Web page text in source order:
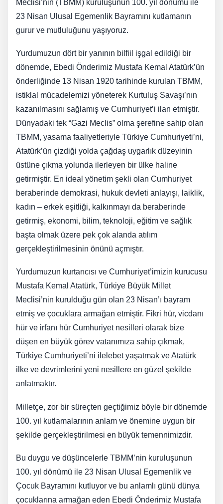
Meclisi’nin (TBMM) kuruluşunun 100. yıl dönümü ile
23 Nisan Ulusal Egemenlik Bayramını kutlamanın
gurur ve mutluluğunu yaşıyoruz.
Yurdumuzun dört bir yanının bilfiil işgal edildiği bir
dönemde, Ebedi Önderimiz Mustafa Kemal Atatürk’ün
önderliğinde 13 Nisan 1920 tarihinde kurulan TBMM,
istiklal mücadelemizi yöneterek Kurtuluş Savaşı’nın
kazanılmasını sağlamış ve Cumhuriyet’i ilan etmiştir.
Dünyadaki tek “Gazi Meclis” olma şerefine sahip olan
TBMM, yasama faaliyetleriyle Türkiye Cumhuriyeti’ni,
Atatürk’ün çizdiği yolda çağdaş uygarlık düzeyinin
üstüne çıkma yolunda ilerleyen bir ülke haline
getirmiştir. En ideal yönetim şekli olan Cumhuriyet
beraberinde demokrasi, hukuk devleti anlayışı, laiklik,
kadın – erkek eşitliği, kalkınmayı da beraberinde
getirmiş, ekonomi, bilim, teknoloji, eğitim ve sağlık
başta olmak üzere pek çok alanda atılım
gerçekleştirilmesinin önünü açmıştır.
Yurdumuzun kurtarıcısı ve Cumhuriyet’imizin kurucusu
Mustafa Kemal Atatürk, Türkiye Büyük Millet
Meclisi’nin kurulduğu gün olan 23 Nisan’ı bayram
etmiş ve çocuklara armağan etmiştir. Fikri hür, vicdanı
hür ve irfanı hür Cumhuriyet nesilleri olarak bize
düşen en büyük görev vatanımıza sahip çıkmak,
Türkiye Cumhuriyeti’ni ilelebet yaşatmak ve Atatürk
ilke ve devrimlerini yeni nesillere en güzel şekilde
anlatmaktır.
Milletçe, zor bir süreçten geçtiğimiz böyle bir dönemde
100. yıl kutlamalarının anlam ve önemine uygun bir
şekilde gerçekleştirilmesi en büyük temennimizdir.
Bu duygu ve düşüncelerle TBMM’nin kuruluşunun
100. yıl dönümü ile 23 Nisan Ulusal Egemenlik ve
Çocuk Bayramını kutluyor ve bu anlamlı günü dünya
çocuklarına armağan eden Ebedi Önderimiz Mustafa